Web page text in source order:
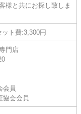
様と共にお探し致しま
ト費:3,300円
門店
会員
協会会員